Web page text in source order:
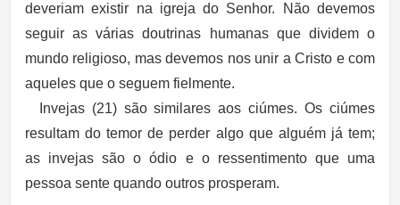
deveriam existir na igreja do Senhor. Não devemos
seguir as várias doutrinas humanas que dividem o
mundo religioso, mas devemos nos unir a Cristo e com
aqueles que o seguem fielmente.
Invejas (21) são similares aos ciúmes. Os ciúmes
resultam do temor de perder algo que alguém já tem;
as invejas são o ódio e o ressentimento que uma
pessoa sente quando outros prosperam.